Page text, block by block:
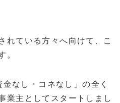
れている方々へ向けて、こ
。
なし・コネなし」の全く
業主としてスタートしまし